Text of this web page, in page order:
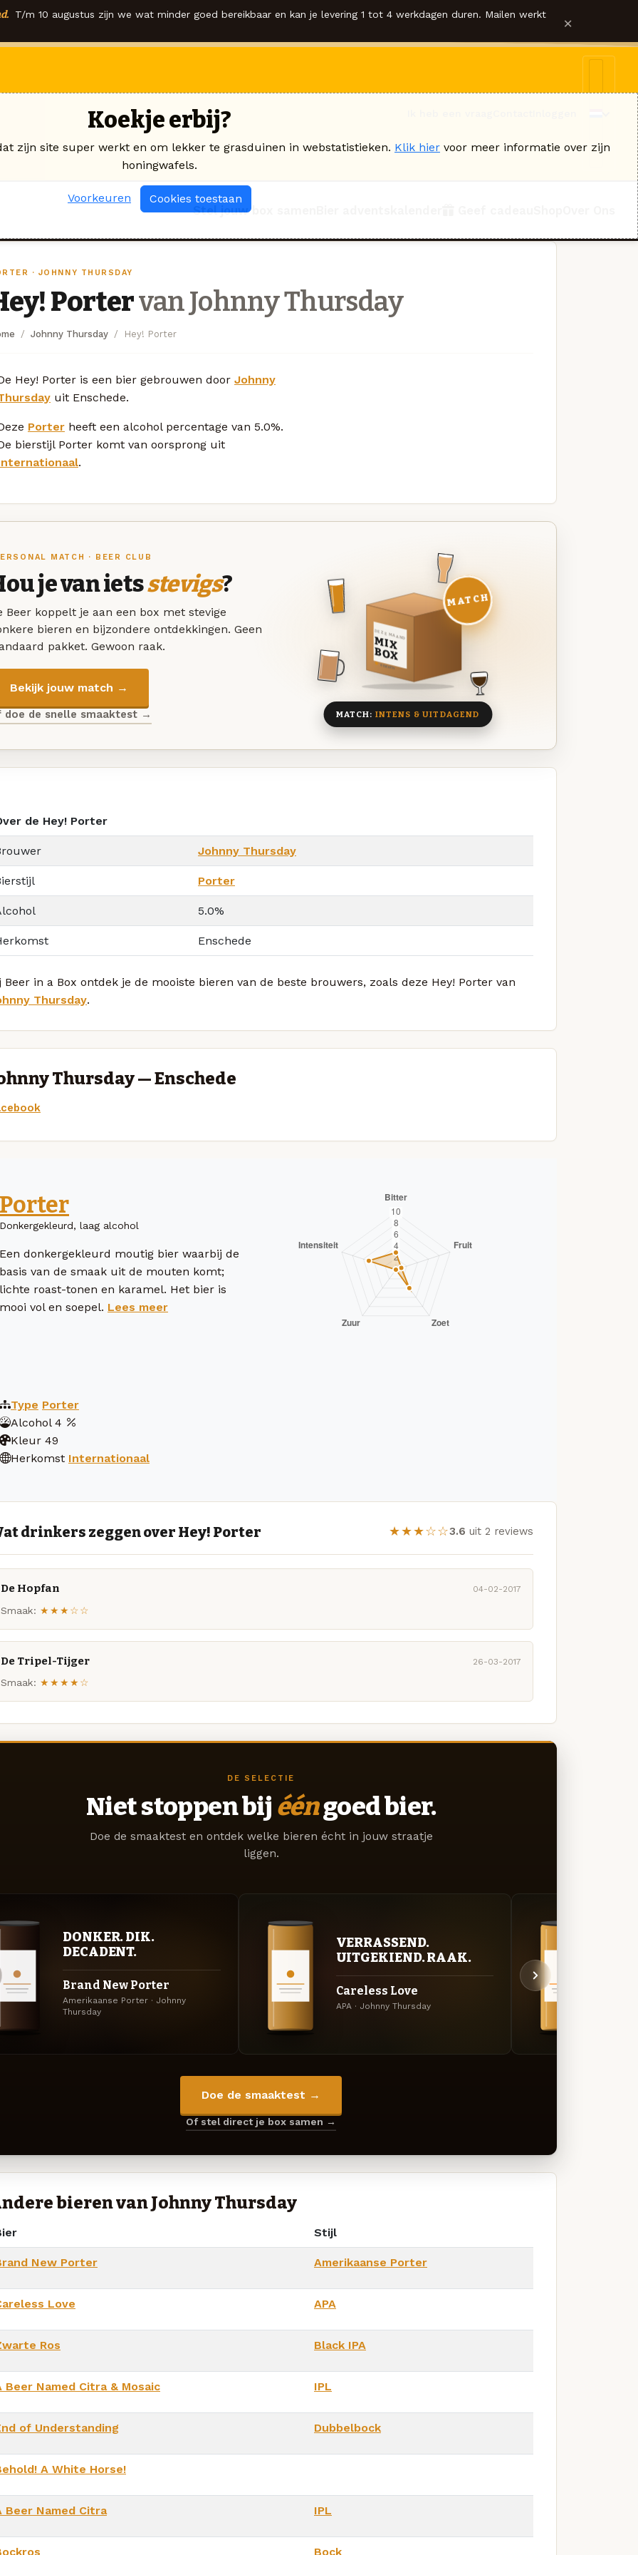
T/m 10 augustus zijn we wat minder goed bereikbaar en kan je levering 1 tot 4 werkdagen duren. Mailen werkt ×
Stel jouw box samen
· JOHNNY THURSDAY
Portervan Johnny Thursday
Johnny Thursday Hey! Porter
Hey! Porter is een bier gebrouwen door Johnny
uit Enschede.
Porter heeft een alcohol percentage van 5.0%.
bierstijl Porter komt van oorsprong uit
.
MATCH · BEER CLUB
je van ietsstevigs?
Beer koppelt je aan een box met stevige
bieren en bijzondere ontdekkingen. Geen
pakket. Gewoon raak.
Bekijk jouw match →
doe de snelle smaaktest →
DEZE MAAND
MIX
BOX
8 BIEREN
MATCH
MATCH: INTENS & UITDAGEND
de Hey! Porter
Johnny Thursday
Porter
5.0%
Enschede
Beer in a Box ontdek je de mooiste bieren van de beste brouwers, zoals deze Hey! Porter van
Thursday.
Thursday — Enschede
Porter
Donkergekleurd, laag alcohol
Een donkergekleurd moutig bier waarbij de
basis van de smaak uit de mouten komt;
lichte roast-tonen en karamel. Het bier is
mooi vol en soepel. Lees meer
Type Porter
Alcohol 4
Kleur 49
Herkomst Internationaal
drinkers zeggen over Hey! Porter ★★★☆☆3.6 uit 2 reviews
De Hopfan 04-02-2017
Smaak: ★★★☆☆
De Tripel-Tijger 26-03-2017
Smaak: ★★★★☆
DE SELECTIE
Niet stoppen bij ééngoed bier.
Doe de smaaktest en ontdek welke bieren écht in jouw straatje
liggen.
DONKER. DIK.
DECADENT.
Brand New Porter
Amerikaanse Porter · Johnny
Thursday
VERRASSEND.
UITGEKIEND. RAAK.
Careless Love
APA · Johnny Thursday
Doe de smaaktest →
Of stel direct je box samen →
bieren van Johnny Thursday
Stijl
New Porter Amerikaanse Porter
Love APA
Ros Black IPA
Beer Named Citra & Mosaic IPL
of Understanding Dubbelbock
A White Horse!
Beer Named Citra IPL
Bock
Koekje erbij?
zijn site super werkt en om lekker te grasduinen in webstatistieken. Klik hier voor meer informatie over zijn
honingwafels.
Voorkeuren Cookies toestaan